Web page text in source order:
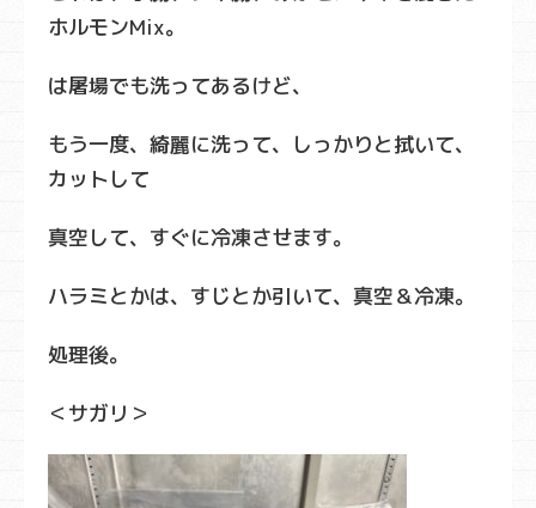
ホルモンMix。
は屠場でも洗ってあるけど、
もう一度、綺麗に洗って、しっかりと拭いて、
カットして
真空して、すぐに冷凍させます。
ハラミとかは、すじとか引いて、真空＆冷凍。
処理後。
＜サガリ＞